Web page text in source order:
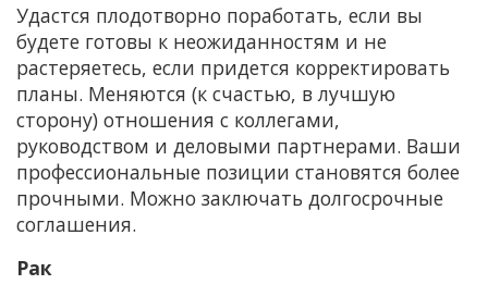
Удастся плодотворно поработать, если вы
будете готовы к неожиданностям и не
растеряетесь, если придется корректировать
планы. Меняются (к счастью, в лучшую
сторону) отношения с коллегами,
руководством и деловыми партнерами. Ваши
профессиональные позиции становятся более
прочными. Можно заключать долгосрочные
соглашения.
Рак